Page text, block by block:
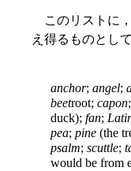
このリストに
え得るものとし
anchor; angel;
beetroot; capon;
duck); fan;
pea; pine (the
psalm; scuttle;
would be from